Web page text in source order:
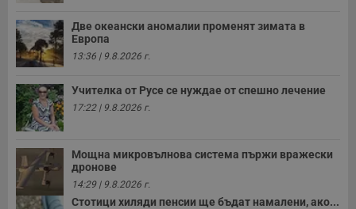
Две океански аномалии променят зимата в
Европа
13:36 | 9.8.2026 г.
Учителка от Русе се нуждае от спешно лечение
17:22 | 9.8.2026 г.
Мощна микровълнова система пържи вражески
дронове
14:29 | 9.8.2026 г.
Стотици хиляди пенсии ще бъдат намалени, ако...